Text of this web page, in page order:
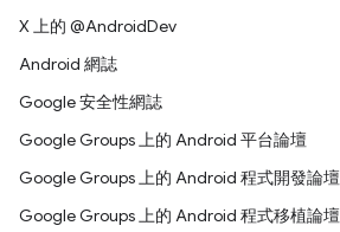
X 上的 @AndroidDev
Android 網誌
Google 安全性網誌
Google Groups 上的 Android 平台論壇
Google Groups 上的 Android 程式開發論壇
Google Groups 上的 Android 程式移植論壇